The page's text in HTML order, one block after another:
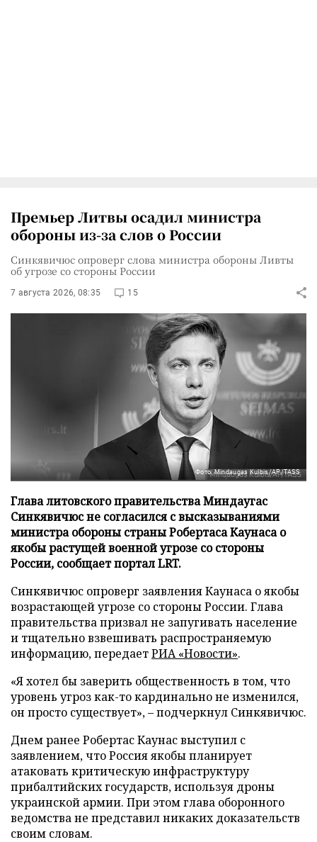
Премьер Литвы осадил министра
обороны из-за слов о России
Синкявичюс опроверг слова министра обороны Ливты
об угрозе со стороны России
7 августа 2026, 08:35 15
Фото: Mindaugas Kulbis/AP/TASS
Глава литовского правительства Миндаугас
Синкявичюс не согласился с высказываниями
министра обороны страны Робертаса Каунаса о
якобы растущей военной угрозе со стороны
России, сообщает портал LRT.
Синкявичюс опроверг заявления Каунаса о якобы
возрастающей угрозе со стороны России. Глава
правительства призвал не запугивать население
и тщательно взвешивать распространяемую
информацию, передаетРИА «Новости».
«Я хотел бы заверить общественность в том, что
уровень угроз как-то кардинально не изменился,
он просто существует», – подчеркнул Синкявичюс.
Днем ранее Робертас Каунас выступил с
заявлением, что Россия якобы планирует
атаковать критическую инфраструктуру
прибалтийских государств, используя дроны
украинской армии. При этом глава оборонного
ведомства не представил никаких доказательств
своим словам.